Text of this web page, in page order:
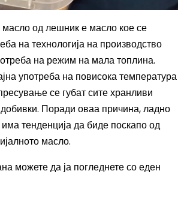
масло од лешник е масло кое се
на технологија на производство
на режим на мала топлина.
употреба на повисока температура
се губат сите хранливи
Поради оваа причина, ладно
тенденција да биде поскапо од
масло.
можете да ја погледнете со еден